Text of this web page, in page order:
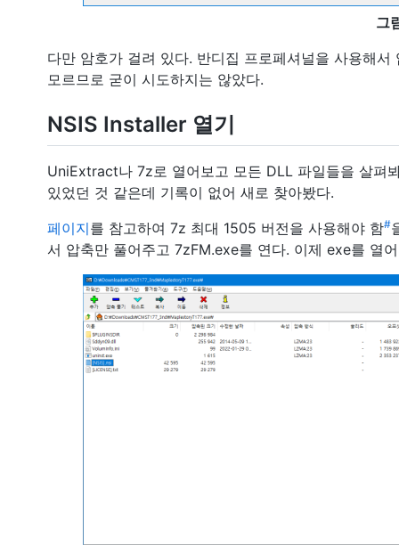
그
다만 암호가 걸려 있다. 반디집 프로페셔널을 사용해
모르므로 굳이 시도하지는 않았다.
NSIS Installer 열기
UniExtract나 7z로 열어보고 모든 DLL 파일들을 살펴
있었던 것 같은데 기록이 없어 새로 찾아봤다.
페이지를 참고하여 7z 최대 1505 버전을 사용해야 함#
서 압축만 풀어주고 7zFM.exe를 연다. 이제 exe를 열